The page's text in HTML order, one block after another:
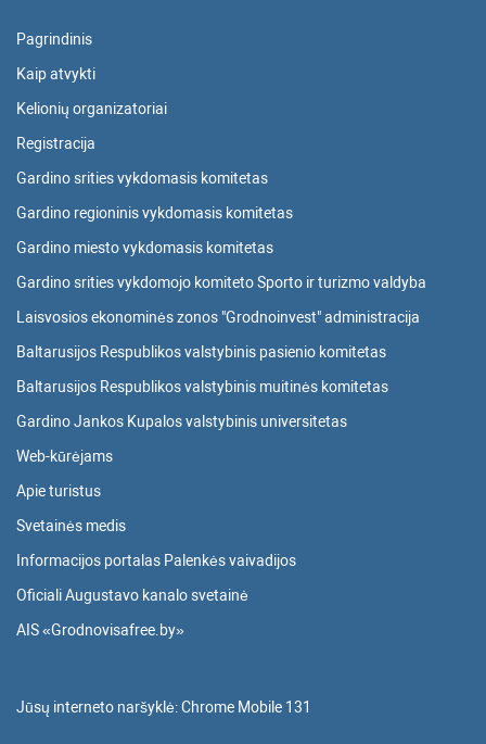
Pagrindinis
Kaip atvykti
Kelionių organizatoriai
Registracija
Gardino srities vykdomasis komitetas
Gardino regioninis vykdomasis komitetas
Gardino miesto vykdomasis komitetas
Gardino srities vykdomojo komiteto Sporto ir turizmo valdyba
Laisvosios ekonominės zonos "Grodnoinvest" administracija
Baltarusijos Respublikos valstybinis pasienio komitetas
Baltarusijos Respublikos valstybinis muitinės komitetas
Gardino Jankos Kupalos valstybinis universitetas
Web-kūrėjams
Apie turistus
Svetainės medis
Informacijos portalas Palenkės vaivadijos
Oficiali Augustavo kanalo svetainė
AIS «Grodnovisafree.by»
Jūsų interneto naršyklė:Chrome Mobile 131